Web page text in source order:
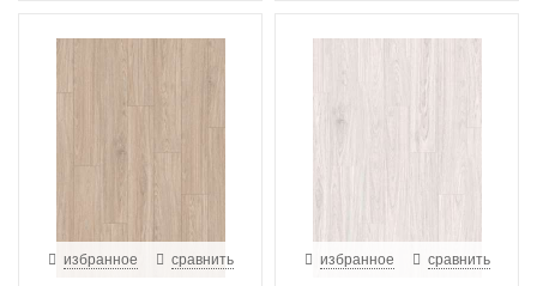
избранное сравнить избранное сравнить